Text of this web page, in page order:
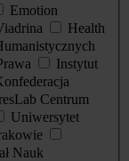
Emotion
Health
Instytut
Centrum
Uniwersytet
Nauk